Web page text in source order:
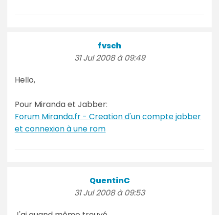
fvsch
31 Jul 2008 à 09:49
Hello,
Pour Miranda et Jabber:
Forum Miranda.fr - Creation d'un compte jabber
et connexion à une rom
QuentinC
31 Jul 2008 à 09:53